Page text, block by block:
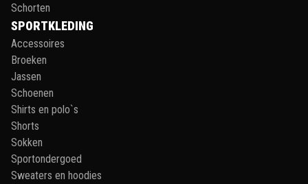
Schorten
SPORTKLEDING
Accessoires
Broeken
Jassen
Schoenen
Shirts en polo`s
Shorts
Sokken
Sportondergoed
Sweaters en hoodies